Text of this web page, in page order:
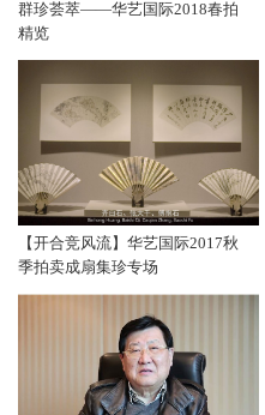
群珍荟萃——华艺国际2018春拍
精览
【开合竞风流】华艺国际2017秋
季拍卖成扇集珍专场